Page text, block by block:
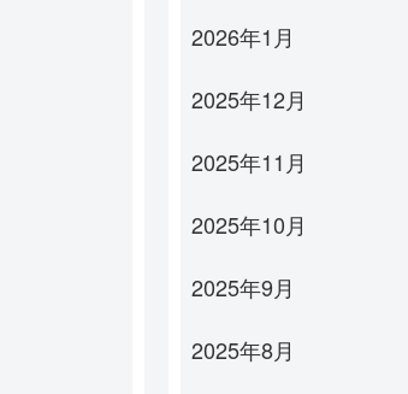
2026年1月
2025年12月
2025年11月
2025年10月
2025年9月
2025年8月